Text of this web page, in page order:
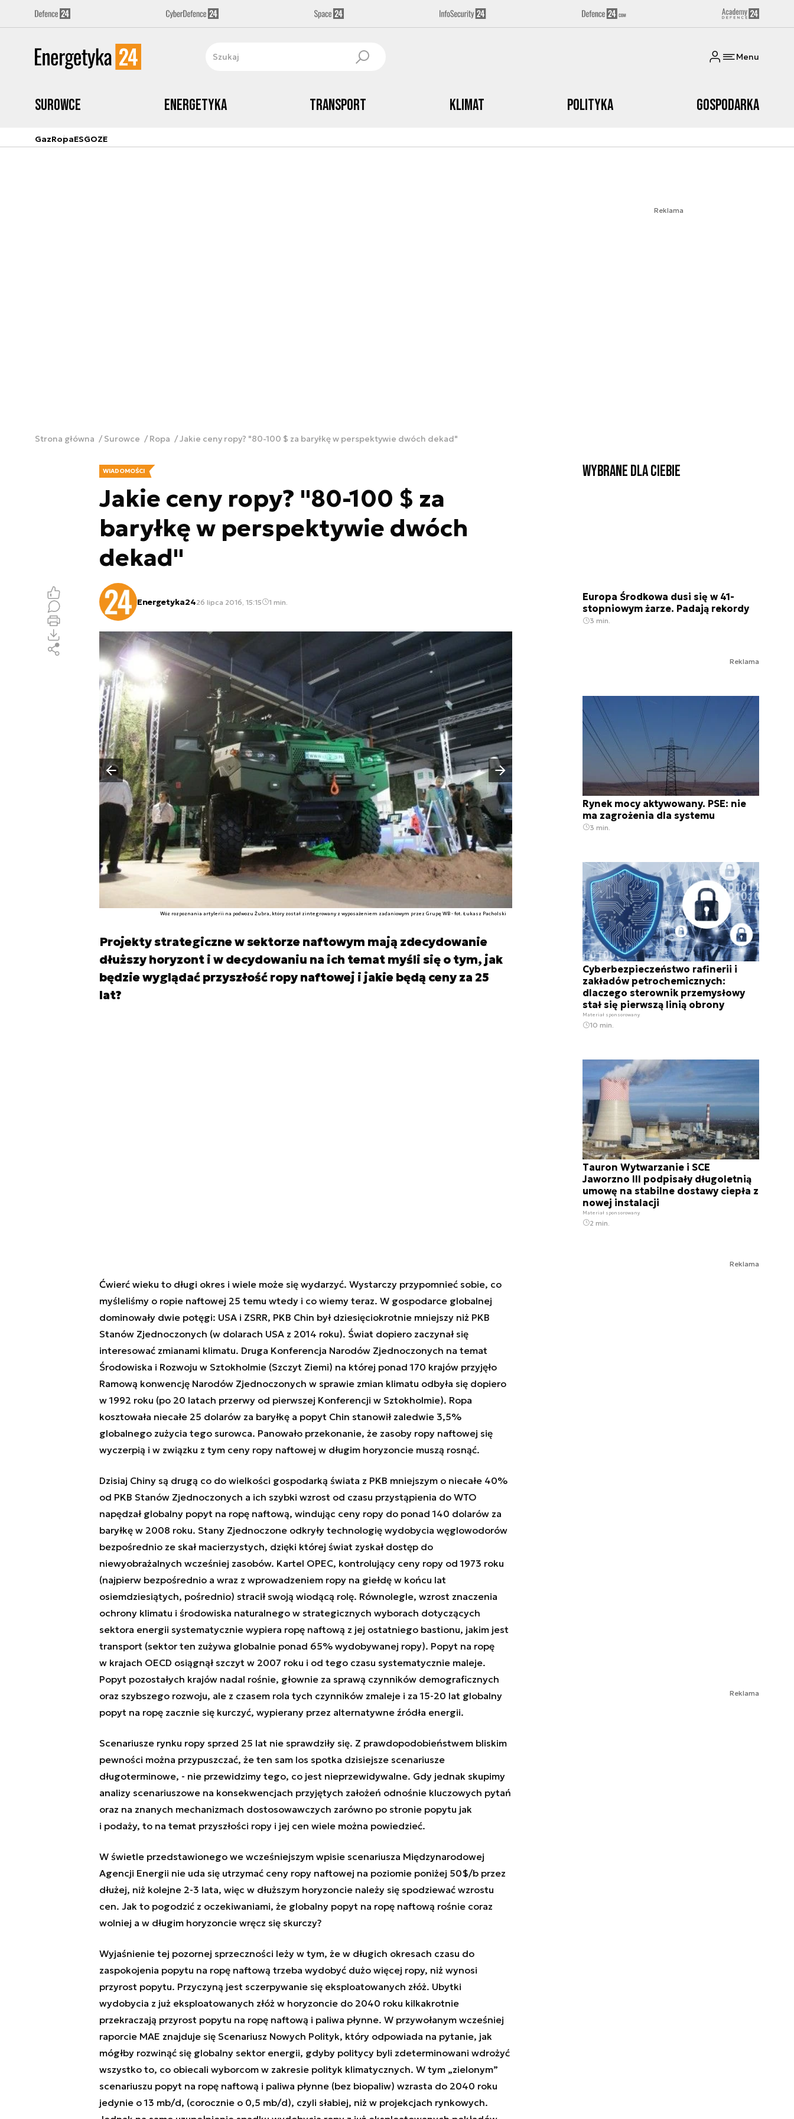
Menu
Surowce Energetyka Transport Klimat Polityka Gospodarka
GazRopaESGOZE
Reklama
Strona główna Surowce Ropa Jakie ceny ropy? "80-100 $ za baryłkę w perspektywie dwóch dekad"
WIADOMOŚCI
Jakie ceny ropy? "80-100 $ za
baryłkę w perspektywie dwóch
dekad"
Energetyka2426 lipca 2016, 15:15 1 min.
Wóz rozpoznania artylerii na podwozu Żubra, który został zintegrowany z wyposażeniem zadaniowym przez Grupę WB - fot. Łukasz Pacholski
Poprzedni slajd
Następny slajd
Projekty strategiczne w sektorze naftowym mają zdecydowanie
dłuższy horyzont i w decydowaniu na ich temat myśli się o tym, jak
będzie wyglądać przyszłość ropy naftowej i jakie będą ceny za 25
lat?
Ćwierć wieku to długi okres i wiele może się wydarzyć. Wystarczy przypomnieć sobie, co
myśleliśmy o ropie naftowej 25 temu wtedy i co wiemy teraz. W gospodarce globalnej
dominowały dwie potęgi: USA i ZSRR, PKB Chin był dziesięciokrotnie mniejszy niż PKB
Stanów Zjednoczonych (w dolarach USA z 2014 roku). Świat dopiero zaczynał się
interesować zmianami klimatu. Druga Konferencja Narodów Zjednoczonych na temat
Środowiska i Rozwoju w Sztokholmie (Szczyt Ziemi) na której ponad 170 krajów przyjęło
Ramową konwencję Narodów Zjednoczonych w sprawie zmian klimatu odbyła się dopiero
w 1992 roku (po 20 latach przerwy od pierwszej Konferencji w Sztokholmie). Ropa
kosztowała niecałe 25 dolarów za baryłkę a popyt Chin stanowił zaledwie 3,5%
globalnego zużycia tego surowca. Panowało przekonanie, że zasoby ropy naftowej się
wyczerpią i w związku z tym ceny ropy naftowej w długim horyzoncie muszą rosnąć.
Dzisiaj Chiny są drugą co do wielkości gospodarką świata z PKB mniejszym o niecałe 40%
od PKB Stanów Zjednoczonych a ich szybki wzrost od czasu przystąpienia do WTO
napędzał globalny popyt na ropę naftową, windując ceny ropy do ponad 140 dolarów za
baryłkę w 2008 roku. Stany Zjednoczone odkryły technologię wydobycia węglowodorów
bezpośrednio ze skał macierzystych, dzięki której świat zyskał dostęp do
niewyobrażalnych wcześniej zasobów. Kartel OPEC, kontrolujący ceny ropy od 1973 roku
(najpierw bezpośrednio a wraz z wprowadzeniem ropy na giełdę w końcu lat
osiemdziesiątych, pośrednio) stracił swoją wiodącą rolę. Równolegle, wzrost znaczenia
ochrony klimatu i środowiska naturalnego w strategicznych wyborach dotyczących
sektora energii systematycznie wypiera ropę naftową z jej ostatniego bastionu, jakim jest
transport (sektor ten zużywa globalnie ponad 65% wydobywanej ropy). Popyt na ropę
w krajach OECD osiągnął szczyt w 2007 roku i od tego czasu systematycznie maleje.
Popyt pozostałych krajów nadal rośnie, głownie za sprawą czynników demograficznych
oraz szybszego rozwoju, ale z czasem rola tych czynników zmaleje i za 15-20 lat globalny
popyt na ropę zacznie się kurczyć, wypierany przez alternatywne źródła energii.
Scenariusze rynku ropy sprzed 25 lat nie sprawdziły się. Z prawdopodobieństwem bliskim
pewności można przypuszczać, że ten sam los spotka dzisiejsze scenariusze
długoterminowe, - nie przewidzimy tego, co jest nieprzewidywalne. Gdy jednak skupimy
analizy scenariuszowe na konsekwencjach przyjętych założeń odnośnie kluczowych pytań
oraz na znanych mechanizmach dostosowawczych zarówno po stronie popytu jak
i podaży, to na temat przyszłości ropy i jej cen wiele można powiedzieć.
W świetle przedstawionego we wcześniejszym wpisiescenariusza Międzynarodowej
Agencji Energii nie uda się utrzymać ceny ropy naftowej na poziomie poniżej 50$/b przez
dłużej, niż kolejne 2-3 lata, więc w dłuższym horyzoncie należy się spodziewać wzrostu
cen. Jak to pogodzić z oczekiwaniami, że globalny popyt na ropę naftową rośnie coraz
wolniej a w długim horyzoncie wręcz się skurczy?
Wyjaśnienie tej pozornej sprzeczności leży w tym, że w długich okresach czasu do
zaspokojenia popytu na ropę naftową trzeba wydobyć dużo więcej ropy, niż wynosi
przyrost popytu. Przyczyną jest sczerpywanie się eksploatowanych złóż. Ubytki
wydobycia z już eksploatowanych złóż w horyzoncie do 2040 roku kilkakrotnie
przekraczają przyrost popytu na ropę naftową i paliwa płynne. W przywołanym wcześniej
raporcie MAE znajduje się Scenariusz Nowych Polityk, który odpowiada na pytanie, jak
mógłby rozwinąć się globalny sektor energii, gdyby politycy byli zdeterminowani wdrożyć
wszystko to, co obiecali wyborcom w zakresie polityk klimatycznych. W tym „zielonym”
scenariuszu popyt na ropę naftową i paliwa płynne (bez biopaliw) wzrasta do 2040 roku
jedynie o 13 mb/d, (corocznie o 0,5 mb/d), czyli słabiej, niż w projekcjach rynkowych.
Wybrane dla Ciebie
Europa Środkowa dusi się w 41-
stopniowym żarze. Padają rekordy
3 min.
Reklama
Rynek mocy aktywowany. PSE: nie
ma zagrożenia dla systemu
3 min.
Cyberbezpieczeństwo rafinerii i
zakładów petrochemicznych:
dlaczego sterownik przemysłowy
stał się pierwszą linią obrony
Materiał sponsorowany
10 min.
Tauron Wytwarzanie i SCE
Jaworzno III podpisały długoletnią
umowę na stabilne dostawy ciepła z
nowej instalacji
Materiał sponsorowany
2 min.
Reklama
Reklama